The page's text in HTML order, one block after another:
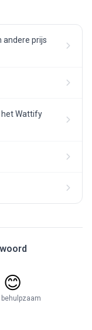
andere prijs
het Wattify
😊